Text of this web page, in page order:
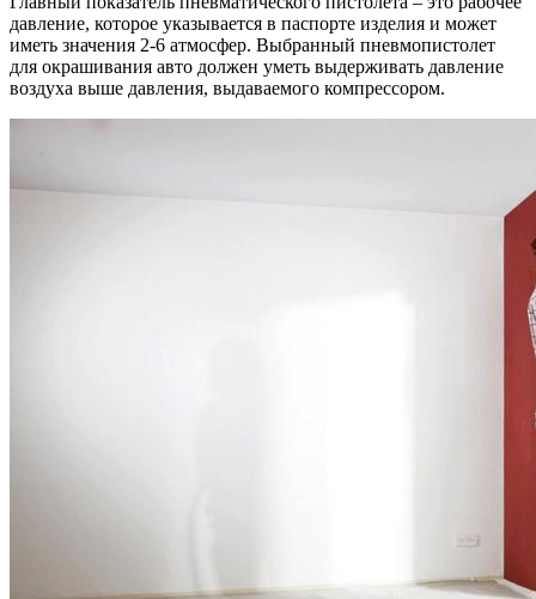
давление, которое указывается в паспорте изделия и может
иметь значения 2-6 атмосфер. Выбранный пневмопистолет
для окрашивания авто должен уметь выдерживать давление
воздуха выше давления, выдаваемого компрессором.